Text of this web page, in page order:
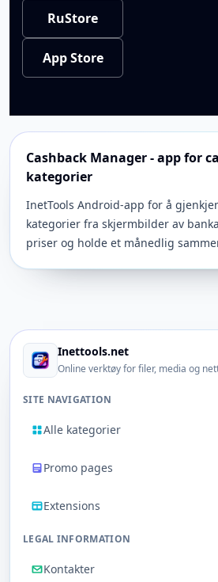
RuStore
App Store
Cashback Manager - app for
kategorier
InetTools Android-app for å
kategorier fra skjermbilder av
priser og holde et månedlig
Inettools.net
Online verktøy for filer, media og
SITE NAVIGATION
Alle kategorier
Promo pages
Extensions
LEGAL INFORMATION
Kontakter